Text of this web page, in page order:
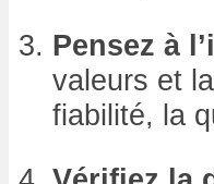
Pensez à
valeurs et
fiabilité, la